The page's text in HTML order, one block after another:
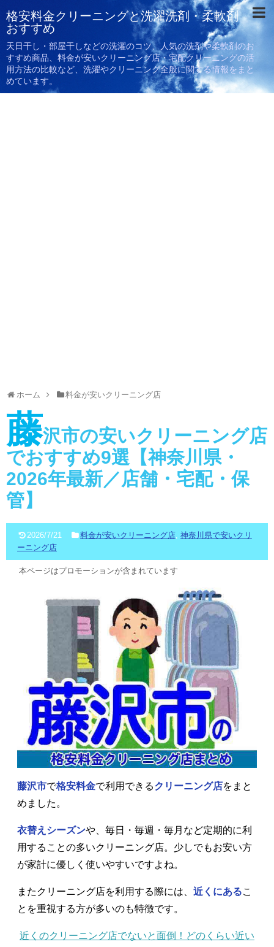
格安料金クリーニングと洗濯洗剤・柔軟剤
おすすめ
天日干し・部屋干しなどの洗濯のコツ、人気の洗剤や柔軟剤のお
すすめ商品、料金が安いクリーニング店・宅配クリーニングの活
用方法の比較など、洗濯やクリーニング全般に関する情報をまと
めています。
ホーム 料金が安いクリーニング店
藤沢市の安いクリーニング店
でおすすめ9選【神奈川県・
2026年最新／店舗・宅配・保
管】
2026/7/21 料金が安いクリーニング店, 神奈川県で安いクリ
ーニング店
本ページはプロモーションが含まれています
藤沢市で格安料金で利用できるクリーニング店をまと
めました。
衣替えシーズンや、毎日・毎週・毎月など定期的に利
用することの多いクリーニング店。少しでもお安い方
が家計に優しく使いやすいですよね。
またクリーニング店を利用する際には、 近くにあるこ
とを重視する方が多いのも特徴です。
近くのクリーニング店でないと面倒！どのくらい近い